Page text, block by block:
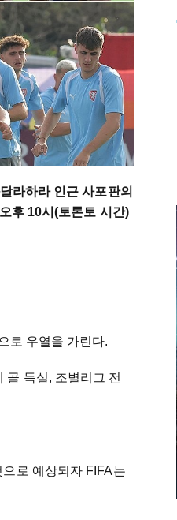
라하라 인근 사포판의
후 10시(토론토 시간)
로 우열을 가린다.
골 득실, 조별리그 전
로 예상되자 FIFA는